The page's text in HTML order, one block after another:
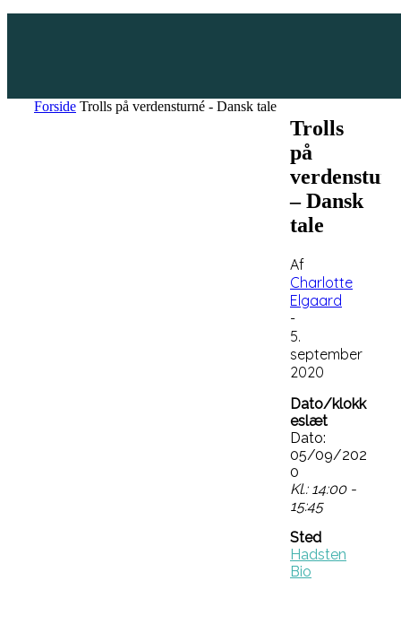
Forside Trolls på verdensturné - Dansk tale
Trolls
på
– Dansk
tale
Af
Charlotte
Elgaard
-
5.
september
2020
Dato/klokk
eslæt
Dato:
05/09/202
0
Kl.: 14:00 -
15:45
Sted
Hadsten
Bio